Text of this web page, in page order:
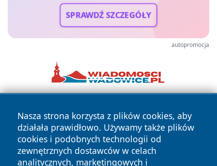
SPRAWDŹ SZCZEGÓŁY
autopromocja
Nasza strona korzysta z plików cookies, aby
działała prawidłowo. Używamy także plików
cookies i podobnych technologii od
zewnętrznych dostawców w celach
analitycznych, marketingowych i
Copyright © 2026 24slupsk.pl Wszystkie prawa zastrzeżone.